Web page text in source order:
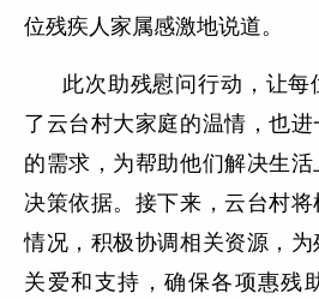
位残疾人家属感激地说道。
此次助残慰问行动，让每
了云台村大家庭的温情，也
的需求，为帮助他们解决生
决策依据。接下来，云台村
情况，积极协调相关资源，
关爱和支持，确保各项惠残